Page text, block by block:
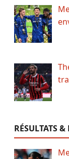
RÉSULTATS